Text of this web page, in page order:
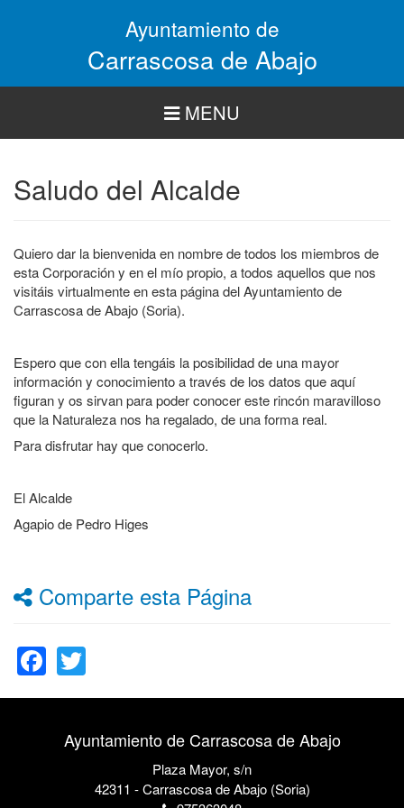
Ayuntamiento de
Carrascosa de Abajo
MENU
Saludo del Alcalde
Quiero dar la bienvenida en nombre de todos los miembros de
esta Corporación y en el mío propio, a todos aquellos que nos
visitáis virtualmente en esta página del Ayuntamiento de
Carrascosa de Abajo (Soria).
Espero que con ella tengáis la posibilidad de una mayor
información y conocimiento a través de los datos que aquí
figuran y os sirvan para poder conocer este rincón maravilloso
que la Naturaleza nos ha regalado, de una forma real.
Para disfrutar hay que conocerlo.
El Alcalde
Agapio de Pedro Higes
Comparte esta Página
Facebook
Ayuntamiento de Carrascosa de Abajo
Plaza Mayor, s/n
42311 - Carrascosa de Abajo (Soria)